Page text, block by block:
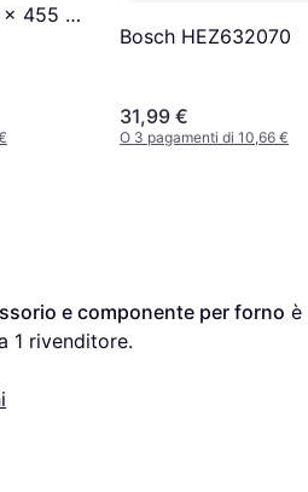
x 455 x
Bosch HEZ632070
31,99 €
O 3 pagamenti di 10,66 €
e componente per forno è
1 rivenditore.